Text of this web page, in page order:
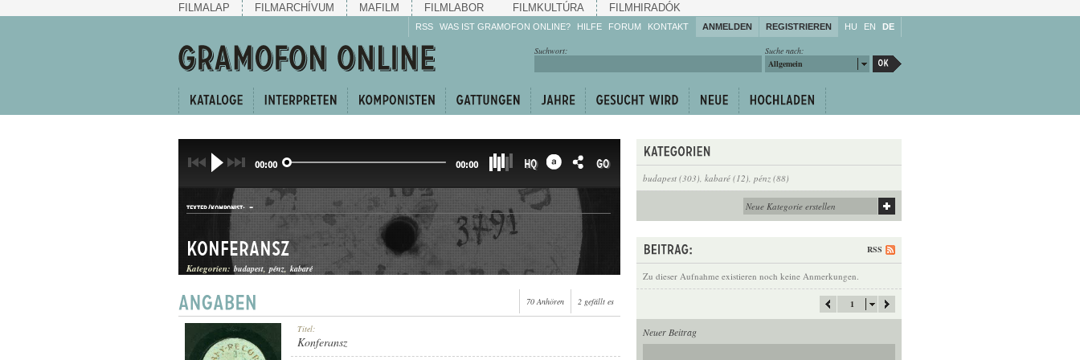
FILMALAP FILMARCHÍVUM MAFILM FILMLABOR FILMKULTÚRA FILMHIRADÓK
RSS WAS IST GRAMOFON ONLINE? HILFE
Machen Sie mit!
weiter!
FORUM KONTAKT ANMELDEN REGISTRIEREN HU EN DE
Suche nach:
Allgemein
Suchwort:
budapest (303), kabaré (12), pénz (88)
RSS
Zu dieser Aufnahme existieren noch keine Anmerkungen.
1
Neuer Beitrag
00:00 00:00 HQ GO
TEXTER/KOMPONIST: -
HUMOROS MAGÁNSZÁM
Konferansz
Kategorien: budapest pénz kabaré
70 Anhören 2 gefällt es
Titel:
Konferansz